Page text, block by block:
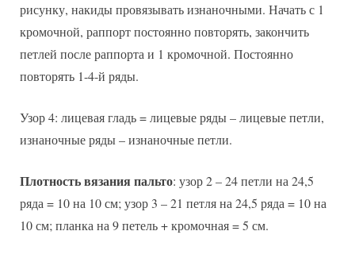
рисунку, накиды провязывать изнаночными. Начать с 1
кромочной, раппорт постоянно повторять, закончить
петлей после раппорта и 1 кромочной. Постоянно
повторять 1-4-й ряды.
Узор 4: лицевая гладь = лицевые ряды – лицевые петли,
изнаночные ряды – изнаночные петли.
Плотность вязания пальто: узор 2 – 24 петли на 24,5
ряда = 10 на 10 см; узор 3 – 21 петля на 24,5 ряда = 10 на
10 см; планка на 9 петель + кромочная = 5 см.